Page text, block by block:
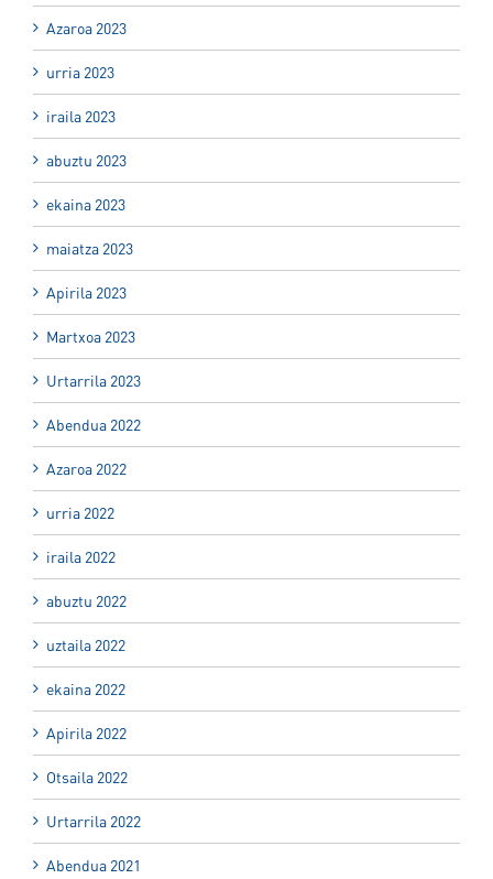
Azaroa 2023
urria 2023
iraila 2023
abuztu 2023
ekaina 2023
maiatza 2023
Apirila 2023
Martxoa 2023
Urtarrila 2023
Abendua 2022
Azaroa 2022
urria 2022
iraila 2022
abuztu 2022
uztaila 2022
ekaina 2022
Apirila 2022
Otsaila 2022
Urtarrila 2022
Abendua 2021